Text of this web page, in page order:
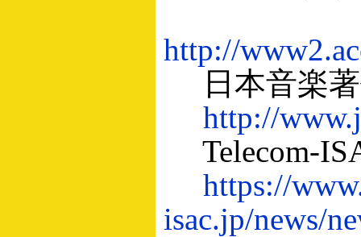
http://
日本音楽著
http://
Telecom-
https://
isac.jp/news/